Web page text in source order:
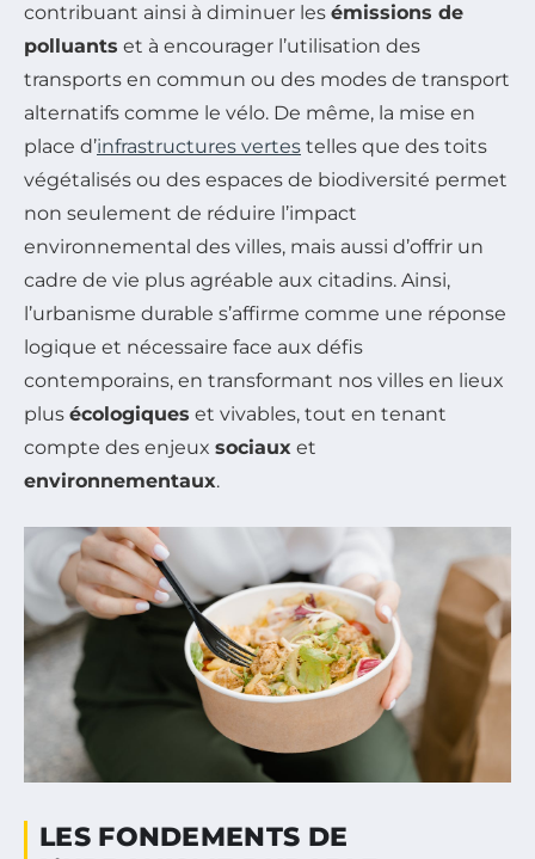
contribuant ainsi à diminuer les émissions de
polluants et à encourager l’utilisation des
transports en commun ou des modes de transport
alternatifs comme le vélo. De même, la mise en
place d’infrastructures vertes telles que des toits
végétalisés ou des espaces de biodiversité permet
non seulement de réduire l’impact
environnemental des villes, mais aussi d’offrir un
cadre de vie plus agréable aux citadins. Ainsi,
l’urbanisme durable s’affirme comme une réponse
logique et nécessaire face aux défis
contemporains, en transformant nos villes en lieux
plus écologiques et vivables, tout en tenant
compte des enjeux sociaux et
environnementaux.
LES FONDEMENTS DE